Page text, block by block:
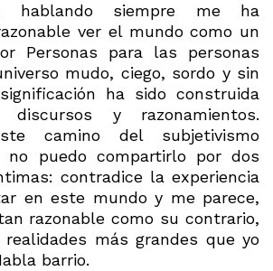
hablando siempre me ha
ver el mundo como un
Personas para las personas
mudo, ciego, sordo y sin
ha sido construida
y razonamientos.
camino del subjetivismo
no puedo compartirlo por dos
contradice la experiencia
en este mundo y me parece,
razonable como su contrario,
más grandes que yo
barrio.